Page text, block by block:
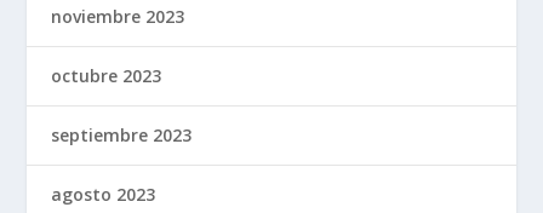
noviembre 2023
octubre 2023
septiembre 2023
agosto 2023